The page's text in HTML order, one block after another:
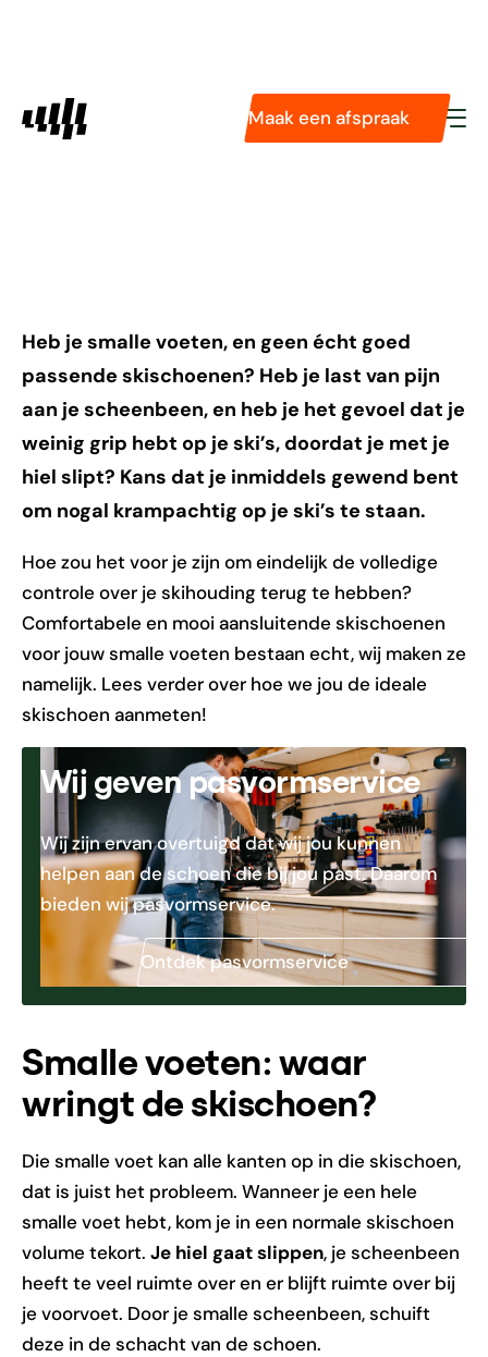
Podologie
Tarieven
Maak een afspraak
Skischoenen voor
Heb je smalle voeten, en geen écht goed
passende skischoenen? Heb je last van pijn
aan je scheenbeen, en heb je het gevoel dat je
weinig grip hebt op je ski’s, doordat je met je
hiel slipt? Kans dat je inmiddels gewend bent
om nogal krampachtig op je ski’s te staan.
Hoe zou het voor je zijn om eindelijk de volledige
controle over je skihouding terug te hebben?
Comfortabele en mooi aansluitende skischoenen
voor jouw smalle voeten bestaan echt, wij maken ze
namelijk. Lees verder over hoe we jou de ideale
skischoen aanmeten!
Wij geven pasvormservice
Wij zijn ervan overtuigd dat wij jou kunnen
helpen aan de schoen die bij jou past. Daarom
bieden wij pasvormservice.
Ontdek pasvormservice
Smalle voeten: waar
wringt de skischoen?
Die smalle voet kan alle kanten op in die skischoen,
dat is juist het probleem. Wanneer je een hele
smalle voet hebt, kom je in een normale skischoen
volume tekort. Je hiel gaat slippen, je scheenbeen
heeft te veel ruimte over en er blijft ruimte over bij
je voorvoet. Door je smalle scheenbeen, schuift
deze in de schacht van de schoen.